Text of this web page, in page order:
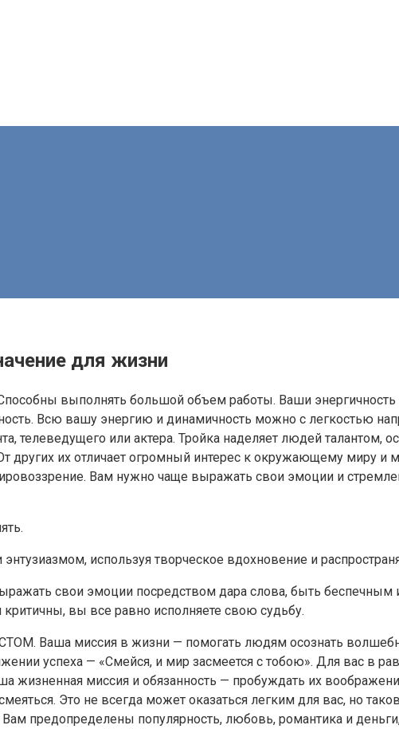
для жизни
выполнять большой объем работы. Ваши
Всю вашу энергию и динамичность можно с легкостью
телеведущего или актера. Тройка наделяет людей талантом,
их отличает огромный интерес к окружающему миру и
Вам нужно чаще выражать свои эмоции и
используя творческое вдохновение и
свои эмоции посредством дара слова, быть
вы все равно исполняете свою судьбу.
Ваша миссия в жизни — помогать людям осознать
успеха — «Смейся, и мир засмеется с тобою». Для вас в
жизненная миссия и обязанность — пробуждать их
Это не всегда может оказаться легким для вас, но
предопределены популярность, любовь, романтика и